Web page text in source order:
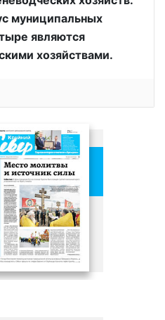
муниципальных
являются
хозяйствами.